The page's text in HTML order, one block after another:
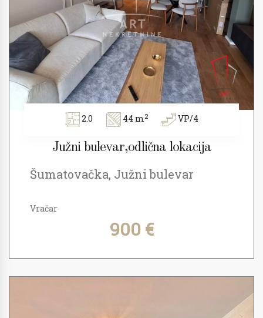
2.0 44 m2 VP/4
Južni bulevar,odlična lokacija
Šumatovačka, Južni bulevar
Vračar
900 €